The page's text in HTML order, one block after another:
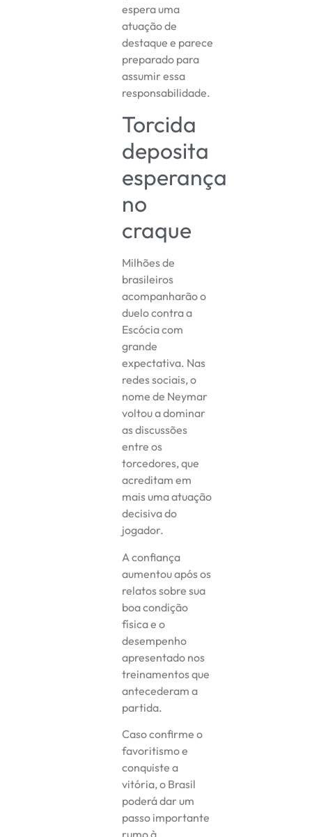
espera uma
atuação de
destaque e parece
preparado para
assumir essa
responsabilidade.
Torcida
deposita
esperança
no
craque
Milhões de
brasileiros
acompanharão o
duelo contra a
Escócia com
grande
expectativa. Nas
redes sociais, o
nome de Neymar
voltou a dominar
as discussões
entre os
torcedores, que
acreditam em
mais uma atuação
decisiva do
jogador.
A confiança
aumentou após os
relatos sobre sua
boa condição
física e o
desempenho
apresentado nos
treinamentos que
antecederam a
partida.
Caso confirme o
favoritismo e
conquiste a
vitória, o Brasil
poderá dar um
passo importante
rumo à